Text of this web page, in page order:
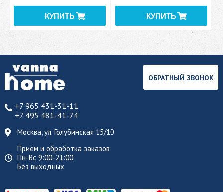
+7 965 431-31-11
+7 495 481-41-74
Москва, ул. Голубинская 15/10
Приём и обработка заказов
Пн-Вс 9:00-21:00
Без выходных
ОБРАТНЫЙ ЗВОНОК